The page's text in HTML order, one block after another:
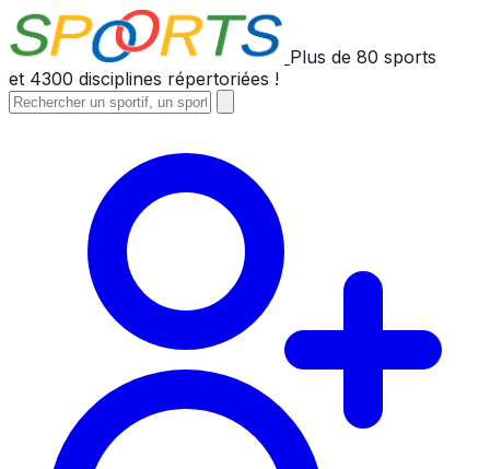
Plus de 80 sports
et 4300 disciplines répertoriées !